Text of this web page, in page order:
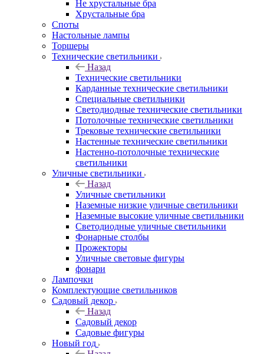
Не хрустальные бра
Хрустальные бра
Споты
Настольные лампы
Торшеры
Технические светильники
Назад
Технические светильники
Карданные технические светильники
Специальные светильники
Светодиодные технические светильники
Потолочные технические светильники
Трековые технические светильники
Настенные технические светильники
Настенно-потолочные технические
светильники
Уличные светильники
Назад
Уличные светильники
Наземные низкие уличные светильники
Наземные высокие уличные светильники
Светодиодные уличные светильники
Фонарные столбы
Прожекторы
Уличные световые фигуры
фонари
Лампочки
Комплектующие светильников
Садовый декор
Назад
Садовый декор
Садовые фигуры
Новый год